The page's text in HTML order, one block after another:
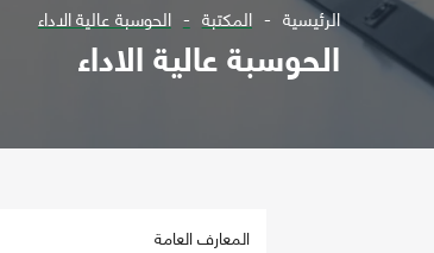
الرئيسية المكتبة الحوسبة عالية الاداء
الحوسبة عالية الاداء
المعارف العامة